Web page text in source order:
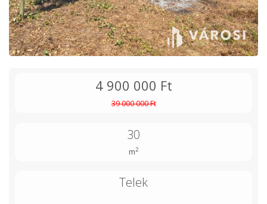
4 900 000 Ft
39 000 000 Ft
30
m2
Telek